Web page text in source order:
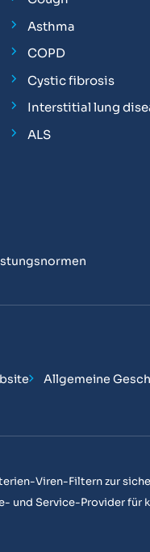
Asthma
COPD
Cystic fibrosis
Interstitial lung
ALS
Allgemeine
Viren-Filtern zur
und Service-Provider für